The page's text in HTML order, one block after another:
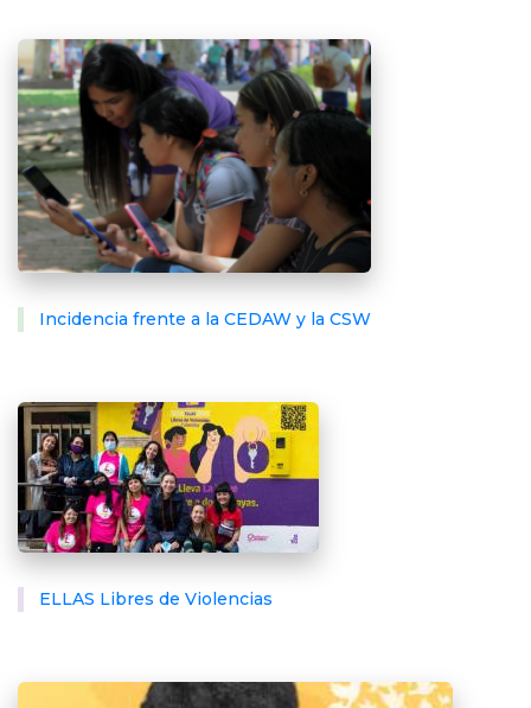
Incidencia frente a la CEDAW y la CSW
ELLAS Libres de Violencias